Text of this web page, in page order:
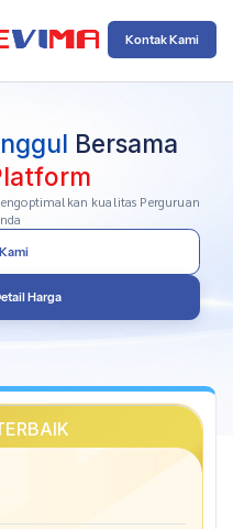
Kontak Kami
Bersama
kualitas Perguruan
Harga